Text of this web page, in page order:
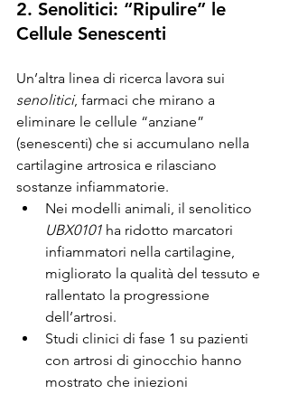
2. Senolitici: “Ripulire” le
Cellule Senescenti
Un’altra linea di ricerca lavora sui
senolitici, farmaci che mirano a
eliminare le cellule “anziane”
(senescenti) che si accumulano nella
cartilagine artrosica e rilasciano
sostanze infiammatorie.
Nei modelli animali, il senolitico
UBX0101 ha ridotto marcatori
infiammatori nella cartilagine,
migliorato la qualità del tessuto e
rallentato la progressione
dell’artrosi.
Studi clinici di fase 1 su pazienti
con artrosi di ginocchio hanno
mostrato che iniezioni